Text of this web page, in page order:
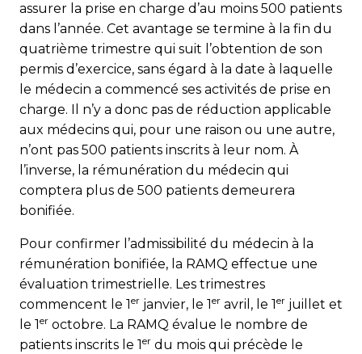
assurer la prise en charge d’au moins 500 patients
dans l’année. Cet avantage se termine à la fin du
quatrième trimestre qui suit l’obtention de son
permis d’exercice, sans égard à la date à laquelle
le médecin a commencé ses activités de prise en
charge. Il n’y a donc pas de réduction applicable
aux médecins qui, pour une raison ou une autre,
n’ont pas 500 patients inscrits à leur nom. À
l’inverse, la rémunération du médecin qui
comptera plus de 500 patients demeurera
bonifiée.
Pour confirmer l’admissibilité du médecin à la
rémunération bonifiée, la RAMQ effectue une
évaluation trimestrielle. Les trimestres
commencent le 1er janvier, le 1er avril, le 1er juillet et
le 1er octobre. La RAMQ évalue le nombre de
patients inscrits le 1er du mois qui précède le